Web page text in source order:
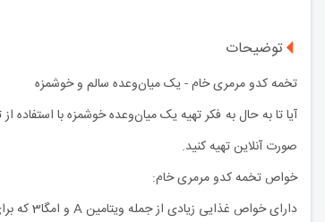
توضیحات
تخمه کدو مرمری خام - یک میان‌وعده سالم و خوشمزه
آیا تا به حال به فکر تهیه یک میان‌وعده خوشمزه با
صورت آنلاین تهیه کنید.
خواص تخمه کدو مرمری خام:
دارای خواص غذایی زیادی از جمله ویتامین A و امگا3 که برای سلامتی بدن بسیار مفیدند.